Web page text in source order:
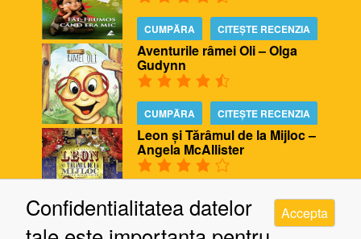
CUMPĂRA CITEȘTE RECENZIA
Aventurile râmei Oli – Olga
Gudynn
CUMPĂRA CITEȘTE RECENZIA
Leon și Tărâmul de la Mijloc –
Angela McAllister
CUMPĂRA CITEȘTE RECENZIA
Biblioteca ursului – Poppy
Bishop, Alison Edgson
Confidentialitatea datelor
Accepta